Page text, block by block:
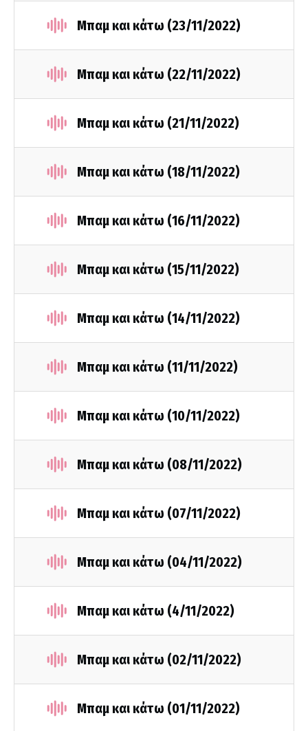
Μπαμ και κάτω (23/11/2022)
Μπαμ και κάτω (22/11/2022)
Μπαμ και κάτω (21/11/2022)
Μπαμ και κάτω (18/11/2022)
Μπαμ και κάτω (16/11/2022)
Μπαμ και κάτω (15/11/2022)
Μπαμ και κάτω (14/11/2022)
Μπαμ και κάτω (11/11/2022)
Μπαμ και κάτω (10/11/2022)
Μπαμ και κάτω (08/11/2022)
Μπαμ και κάτω (07/11/2022)
Μπαμ και κάτω (04/11/2022)
Μπαμ και κάτω (4/11/2022)
Μπαμ και κάτω (02/11/2022)
Μπαμ και κάτω (01/11/2022)